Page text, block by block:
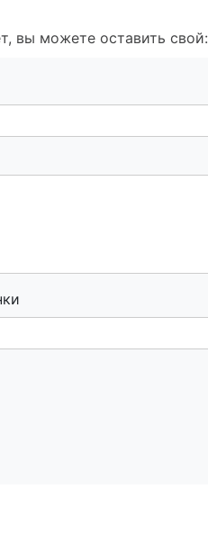
вы можете оставить свой: